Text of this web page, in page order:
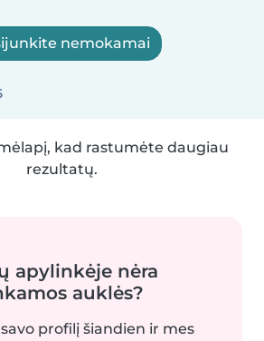
nemokamai
kad rastumėte daugiau
rezultatų.
apylinkėje nėra
auklės?
profilį šiandien ir mes